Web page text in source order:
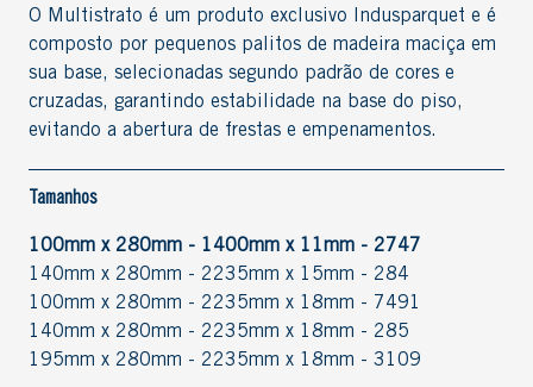
O Multistrato é um produto exclusivo Indusparquet e é
composto por pequenos palitos de madeira maciça em
sua base, selecionadas segundo padrão de cores e
cruzadas, garantindo estabilidade na base do piso,
evitando a abertura de frestas e empenamentos.
Tamanhos
100mm x 280mm - 1400mm x 11mm - 2747
140mm x 280mm - 2235mm x 15mm - 284
100mm x 280mm - 2235mm x 18mm - 7491
140mm x 280mm - 2235mm x 18mm - 285
195mm x 280mm - 2235mm x 18mm - 3109